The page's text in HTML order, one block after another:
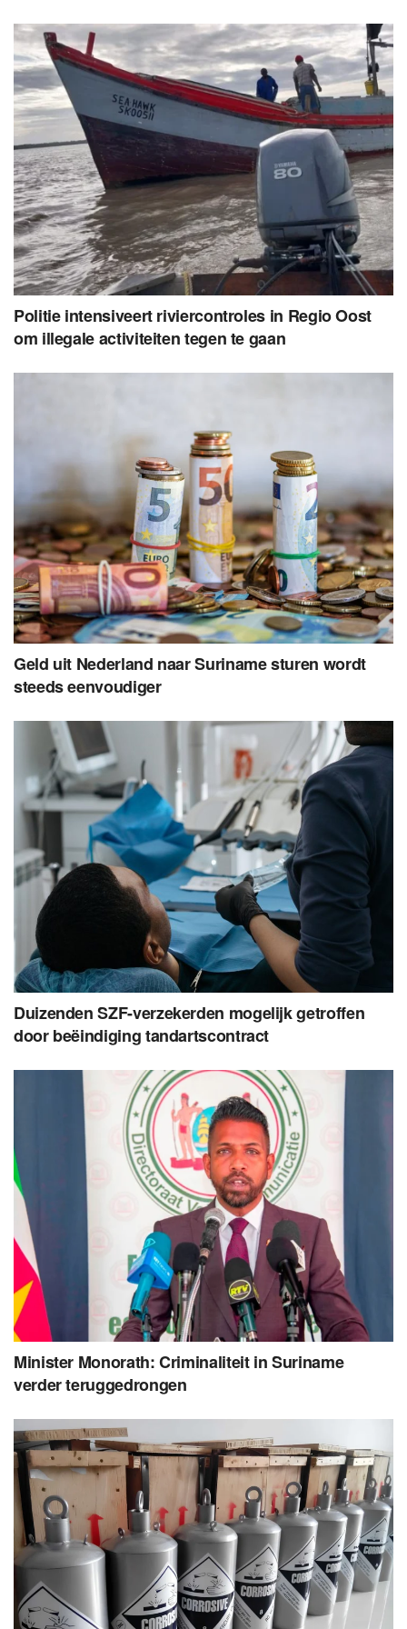
Politie intensiveert riviercontroles in Regio Oost
om illegale activiteiten tegen te gaan
Geld uit Nederland naar Suriname sturen wordt
steeds eenvoudiger
Duizenden SZF-verzekerden mogelijk getroffen
door beëindiging tandartscontract
Minister Monorath: Criminaliteit in Suriname
verder teruggedrongen